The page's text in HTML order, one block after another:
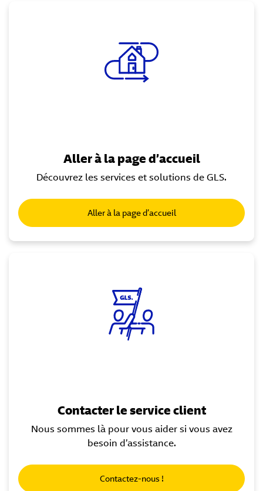
Aller à la page d’accueil
Découvrez les services et solutions de GLS.
Aller à la page d’accueil
Contacter le service client
Nous sommes là pour vous aider si vous avez
besoin d’assistance.
Contactez-nous !